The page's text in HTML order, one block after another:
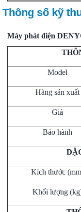
Thông số kỹ
Máy phát điện
Model
Hãng sản xuất
Giá
Bảo hành
Kích thước
Khối lượng